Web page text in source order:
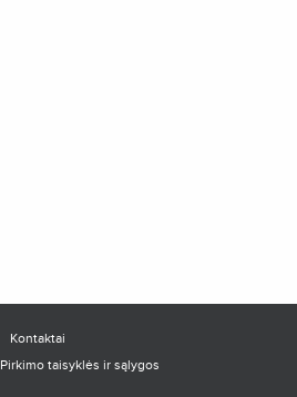
Kontaktai
Pirkimo taisyklės ir sąlygos